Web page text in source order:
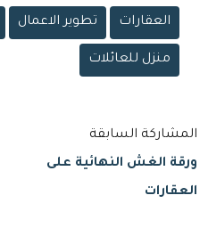
العقارات تطوير الاعمال
منزل للعائلات
المشاركة السابقة
ورقة الغش النهائية على
العقارات